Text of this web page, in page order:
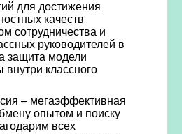
для достижения
качеств
сотрудничества и
руководителей в
защита модели
внутри классного
– мегаэффективная
опытом и поиску
всех